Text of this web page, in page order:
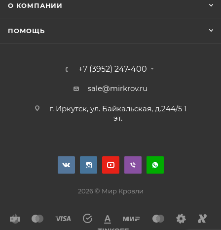
О КОМПАНИИ
ПОМОЩЬ
+7 (3952) 247-400
sale@mirkrov.ru
г. Иркутск, ул. Байкальская, д.244/5 1
эт.
2026 © Мир Кровли